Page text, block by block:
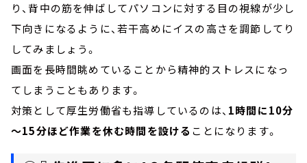
り、背中の筋を伸ばしてパソコンに対する目の視線が少し
下向きになるように、若干高めにイスの高さを調節してり
してみましょう。
画面を長時間眺めていることから精神的ストレスになっ
てしまうこともあります。
対策として厚生労働省も指導しているのは、 1時間に10分
～15分ほど作業を休む時間を設ける ことになります。